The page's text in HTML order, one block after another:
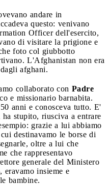
andare in
questo: venivano
Officer dell'esercito,
di visitare la prigione e
foto col giubbotto
L'Afghanistan non era
afghani.
collaborato con Padre
e missionario barnabita.
anni e conosceva tutto. E'
stupito, riusciva a entrare
grazie a lui abbiamo
destinavamo le borse di
oltre a lui che
che rappresentavo
generale del Ministero
eravamo insieme e
bambine.